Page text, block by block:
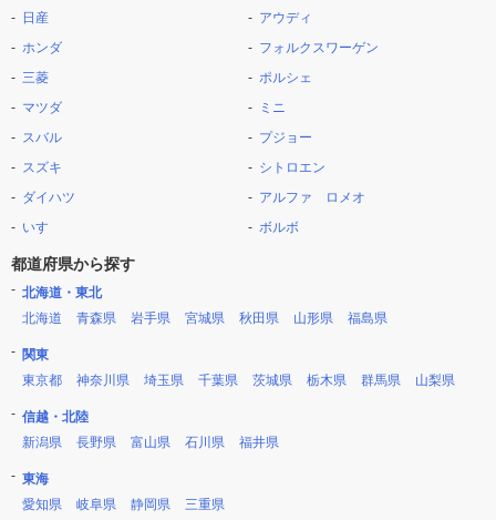
日産
ホンダ
三菱
マツダ
スバル
スズキ
ダイハツ
いすゞ
アウディ
フォルクスワーゲン
ポルシェ
ミニ
プジョー
シトロエン
アルファ ロメオ
ボルボ
都道府県から探す
北海道・東北
北海道
青森県 岩手県 宮城県 秋田県 山形県 福島県
関東
東京都
神奈川県 埼玉県 千葉県 茨城県 栃木県 群馬県 山梨県
信越・北陸
新潟県
長野県 富山県 石川県 福井県
東海
愛知県
岐阜県 静岡県 三重県